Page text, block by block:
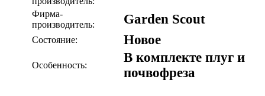
Фирма-
производитель:
Garden Scout
Состояние: Новое
Особенность:
В комплекте плуг и
почвофреза